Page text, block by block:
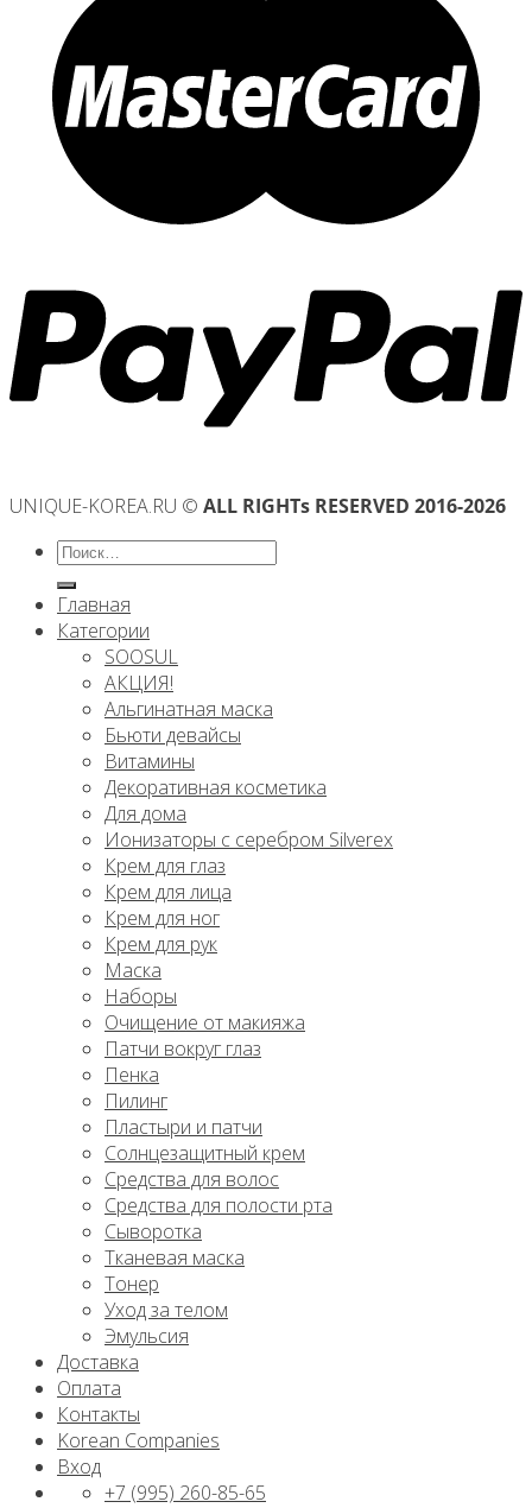
UNIQUE-KOREA.RU © ALL RIGHTs RESERVED 2016-2026
Искать:
Главная
Категории
SOOSUL
АКЦИЯ!
Альгинатная маска
Бьюти девайсы
Витамины
Декоративная косметика
Для дома
Ионизаторы с серебром Silverex
Крем для глаз
Крем для лица
Крем для ног
Крем для рук
Маска
Наборы
Очищение от макияжа
Патчи вокруг глаз
Пенка
Пилинг
Пластыри и патчи
Солнцезащитный крем
Средства для волос
Средства для полости рта
Сыворотка
Тканевая маска
Тонер
Уход за телом
Эмульсия
Доставка
Оплата
Контакты
Korean Companies
Вход
+7 (995) 260-85-65